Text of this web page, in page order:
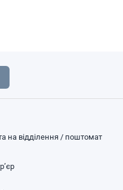
на відділення / поштомат